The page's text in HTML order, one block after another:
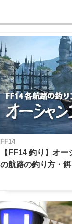
FF14
【FF14 釣り】オ
の航路の釣り方・餌